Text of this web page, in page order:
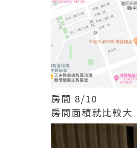
房間 8/10
房間面積就比較